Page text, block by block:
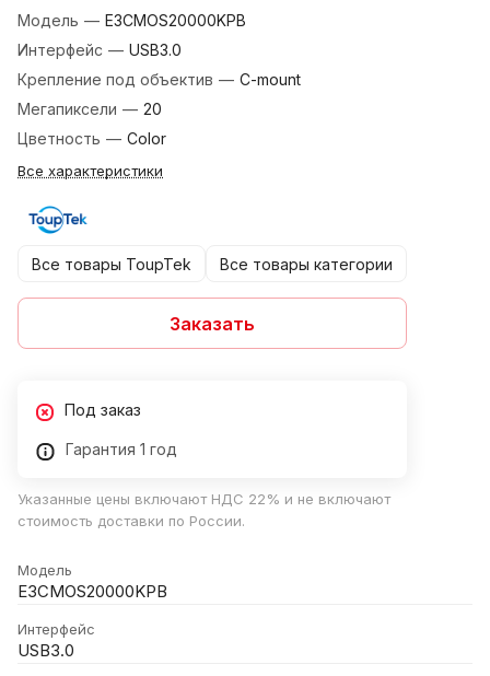
Модель — E3CMOS20000KPB
Интерфейс — USB3.0
Крепление под объектив — C-mount
Мегапиксели — 20
Цветность — Color
Все характеристики
Все товары ToupTek Все товары категории
Заказать
Под заказ
Гарантия 1 год
Указанные цены включают НДС 22% и не включают
стоимость доставки по России.
Модель
E3CMOS20000KPB
Интерфейс
USB3.0